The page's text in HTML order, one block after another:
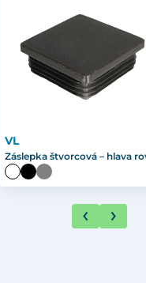
VL
Záslepka štvorcová – hlava